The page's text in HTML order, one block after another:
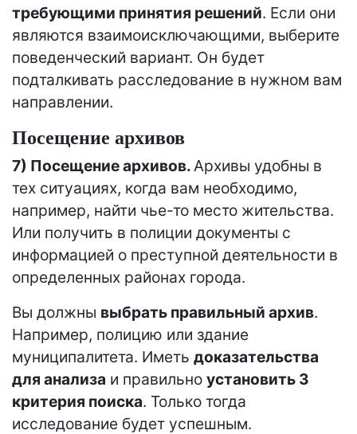
требующими принятия решений. Если они
являются взаимоисключающими, выберите
поведенческий вариант. Он будет
подталкивать расследование в нужном вам
направлении.
Посещение архивов
7) Посещение архивов.Архивы удобны в
тех ситуациях, когда вам необходимо,
например, найти чье-то место жительства.
Или получить в полиции документы с
информацией о преступной деятельности в
определенных районах города.
Вы должны выбрать правильный архив.
Например, полицию или здание
муниципалитета. Иметь доказательства
для анализа и правильно установить 3
критерия поиска. Только тогда
исследование будет успешным.